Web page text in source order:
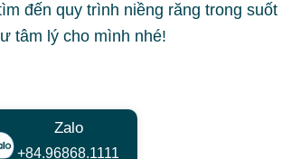
đến quy trình niềng răng trong suốt
tâm lý cho mình nhé!
Zalo
+84.96868.1111